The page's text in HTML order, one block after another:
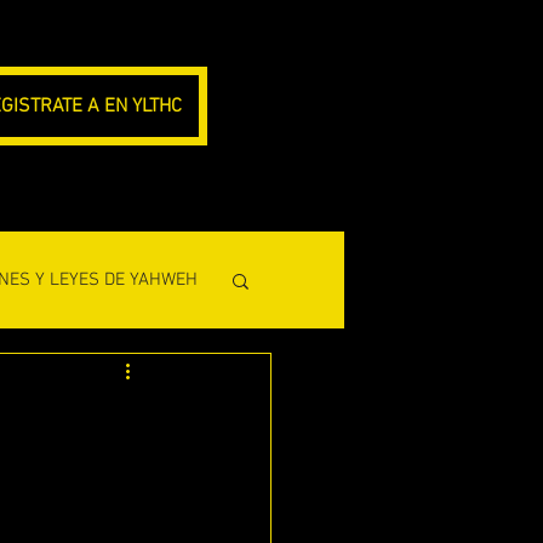
A EN YLTHC
Y LEYES DE YAHWEH
AMOS